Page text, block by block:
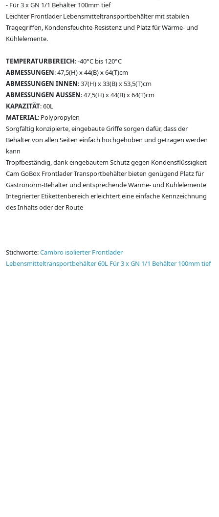
- Für 3 x GN 1/1 Behälter 100mm tief
Leichter Frontlader Lebensmitteltransportbehälter mit stabilen
Tragegriffen, Kondensfeuchte-Resistenz und Platz für Wärme- und
Kühlelemente.
TEMPERATURBEREICH: -40°C bis 120°C
ABMESSUNGEN: 47,5(H) x 44(B) x 64(T)cm
ABMESSUNGEN INNEN: 37(H) x 33(B) x 53,5(T)cm
ABMESSUNGEN AUSSEN: 47,5(H) x 44(B) x 64(T)cm
KAPAZITÄT: 60L
MATERIAL: Polypropylen
Sorgfältig konzipierte, eingebaute Griffe sorgen dafür, dass der
Behälter von allen Seiten einfach hochgehoben und getragen werden
kann
Tropfbeständig, dank eingebautem Schutz gegen Kondensflüssigkeit
Cam GoBox Frontlader Transportbehälter bieten genügend Platz für
Gastronorm-Behälter und entsprechende Wärme- und Kühlelemente
Integrierter Etikettenbereich erleichtert eine einfache Kennzeichnung
des Inhalts oder der Route
Stichworte:Cambro isolierter Frontlader
Lebensmitteltransportbehälter 60L Für 3 x GN 1/1 Behälter 100mm tief